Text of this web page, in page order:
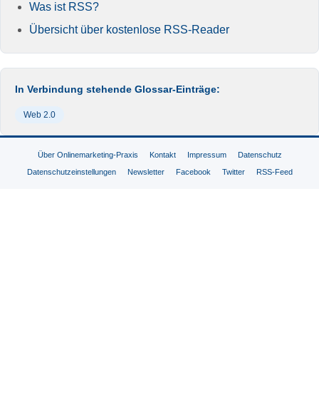
Was ist RSS?
Übersicht über kostenlose RSS-Reader
In Verbindung stehende Glossar-Einträge:
Web 2.0
Über Onlinemarketing-Praxis Kontakt Impressum
Datenschutz
Datenschutzeinstellungen
Newsletter Facebook Twitter RSS-Feed